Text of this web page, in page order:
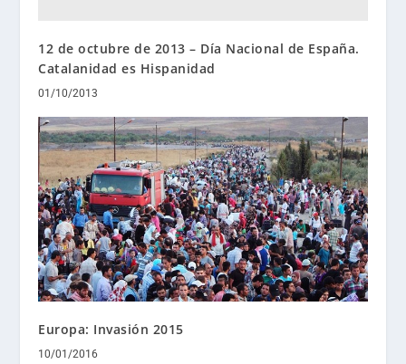
12 de octubre de 2013 – Día Nacional de España.
Catalanidad es Hispanidad
01/10/2013
Europa: Invasión 2015
10/01/2016